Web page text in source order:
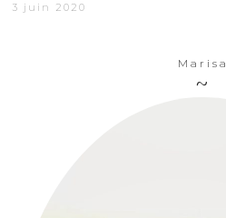
3 juin 2020
Marisa